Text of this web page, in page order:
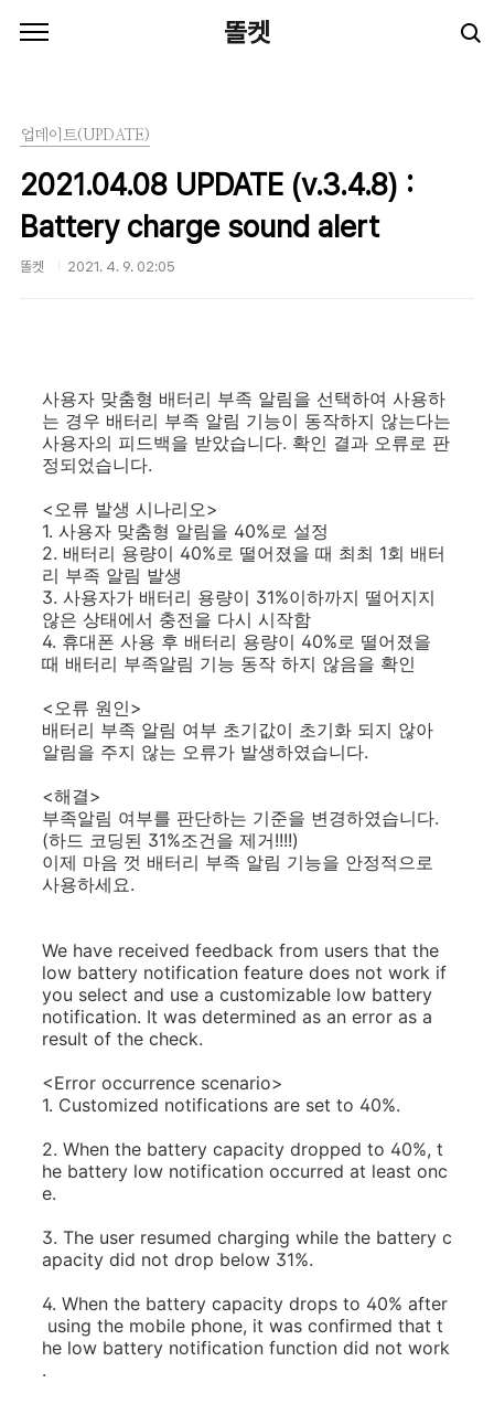
똘켓
업데이트(UPDATE)
2021.04.08 UPDATE (v.3.4.8) :
Battery charge sound alert
똘켓 2021. 4. 9. 02:05
사용자 맞춤형 배터리 부족 알림을 선택하여 사용하
는 경우 배터리 부족 알림 기능이 동작하지 않는다는
사용자의 피드백을 받았습니다. 확인 결과 오류로 판
정되었습니다.
<오류 발생 시나리오>
1. 사용자 맞춤형 알림을 40%로 설정
2. 배터리 용량이 40%로 떨어졌을 때 최최 1회 배터
리 부족 알림 발생
3. 사용자가 배터리 용량이 31%이하까지 떨어지지
않은 상태에서 충전을 다시 시작함
4. 휴대폰 사용 후 배터리 용량이 40%로 떨어졌을
때 배터리 부족알림 기능 동작 하지 않음을 확인
<오류 원인>
배터리 부족 알림 여부 초기값이 초기화 되지 않아
알림을 주지 않는 오류가 발생하였습니다.
<해결>
부족알림 여부를 판단하는 기준을 변경하였습니다.
(하드 코딩된 31%조건을 제거!!!!)
이제 마음 껏 배터리 부족 알림 기능을 안정적으로
사용하세요.
We have received feedback from users that the
low battery notification feature does not work if
you select and use a customizable low battery
notification. It was determined as an error as a
result of the check.
<Error occurrence scenario>
1. Customized notifications are set to 40%.
2. When the battery capacity dropped to 40%, t
he battery low notification occurred at least onc
e.
3. The user resumed charging while the battery c
apacity did not drop below 31%.
4. When the battery capacity drops to 40% after
using the mobile phone, it was confirmed that t
he low battery notification function did not work
.